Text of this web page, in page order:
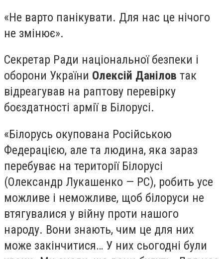
«Не варто панікувати. Для нас це нічого
не змінює».
Секретар Ради національної безпеки і
оборони України Олексій Данілов так
відреагував на раптову перевірку
боєздатності армії в Білорусі.
«Білорусь окупована Російською
Федерацією, але та людина, яка зараз
перебуває на території Білорусі
(Олександр Лукашенко — РС), робить усе
можливе і неможливе, щоб білоруси не
втягувалися у війну проти нашого
народу. Вони знають, чим це для них
може закінчитися… У них сьогодні були